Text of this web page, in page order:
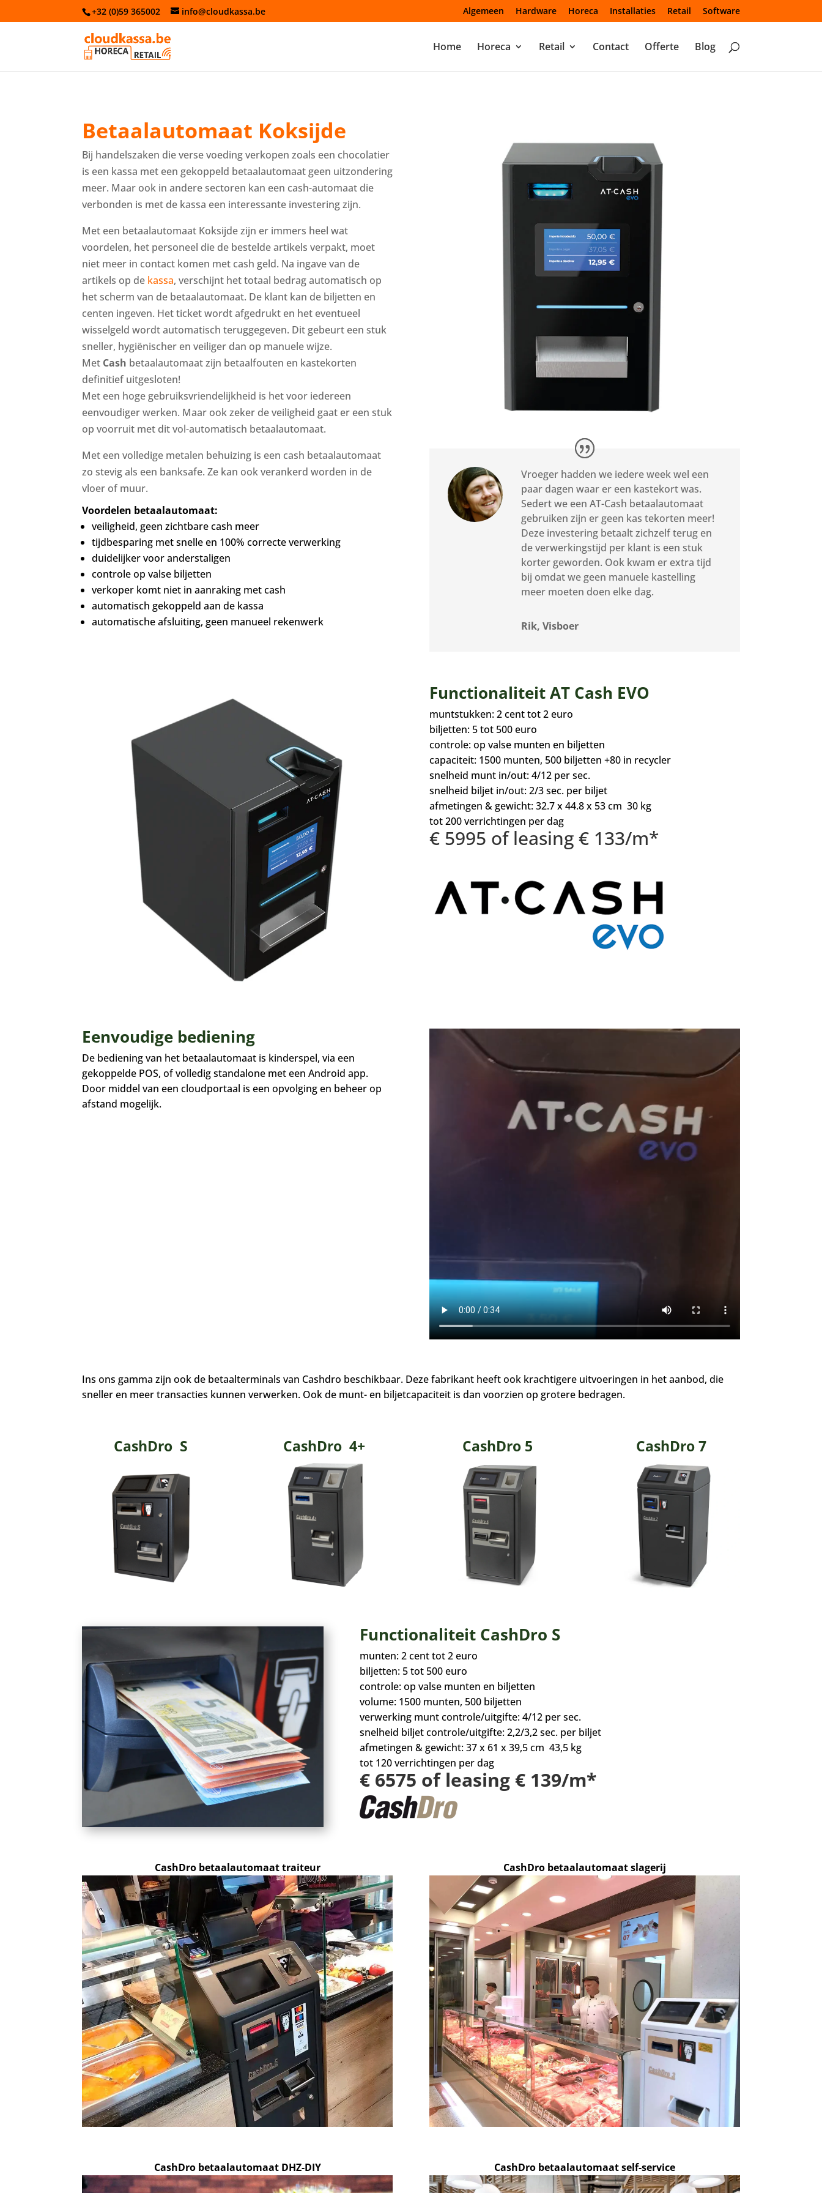
+32 (0)59 365002 info@cloudkassa.be Algemeen Hardware Horeca Installaties Retail Software
Home Horeca Retail Contact Offerte Blog
Betaalautomaat Koksijde
Bij handelszaken die verse voeding verkopen zoals een chocolatier
is een kassa met een gekoppeld betaalautomaat geen uitzondering
meer. Maar ook in andere sectoren kan een cash-automaat die
verbonden is met de kassa een interessante investering zijn.
Met een betaalautomaat Koksijde zijn er immers heel wat
voordelen, het personeel die de bestelde artikels verpakt, moet
niet meer in contact komen met cash geld. Na ingave van de
artikels op de kassa, verschijnt het totaal bedrag automatisch op
het scherm van de betaalautomaat. De klant kan de biljetten en
centen ingeven. Het ticket wordt afgedrukt en het eventueel
wisselgeld wordt automatisch teruggegeven. Dit gebeurt een stuk
sneller, hygiënischer en veiliger dan op manuele wijze.
Met Cash betaalautomaat zijn betaalfouten en kastekorten
definitief uitgesloten!
Met een hoge gebruiksvriendelijkheid is het voor iedereen
eenvoudiger werken. Maar ook zeker de veiligheid gaat er een stuk
op voorruit met dit vol-automatisch betaalautomaat.
Met een volledige metalen behuizing is een cash betaalautomaat
zo stevig als een banksafe. Ze kan ook verankerd worden in de
vloer of muur.
Voordelen betaalautomaat:
veiligheid, geen zichtbare cash meer
tijdbesparing met snelle en 100% correcte verwerking
duidelijker voor anderstaligen
controle op valse biljetten
verkoper komt niet in aanraking met cash
automatisch gekoppeld aan de kassa
automatische afsluiting, geen manueel rekenwerk
Vroeger hadden we iedere week wel een
paar dagen waar er een kastekort was.
Sedert we een AT-Cash betaalautomaat
gebruiken zijn er geen kas tekorten meer!
Deze investering betaalt zichzelf terug en
de verwerkingstijd per klant is een stuk
korter geworden. Ook kwam er extra tijd
bij omdat we geen manuele kastelling
meer moeten doen elke dag.
Rik, Visboer
Functionaliteit AT Cash EVO
muntstukken: 2 cent tot 2 euro
biljetten: 5 tot 500 euro
controle: op valse munten en biljetten
capaciteit: 1500 munten, 500 biljetten +80 in recycler
snelheid munt in/out: 4/12 per sec.
snelheid biljet in/out: 2/3 sec. per biljet
afmetingen & gewicht: 32.7 x 44.8 x 53 cm 30 kg
tot 200 verrichtingen per dag
€ 5995 of leasing € 133/m*
Eenvoudige bediening
De bediening van het betaalautomaat is kinderspel, via een
gekoppelde POS, of volledig standalone met een Android app.
Door middel van een cloudportaal is een opvolging en beheer op
afstand mogelijk.
Ins ons gamma zijn ook de betaalterminals van Cashdro beschikbaar. Deze fabrikant heeft ook krachtigere uitvoeringen in het aanbod, die
sneller en meer transacties kunnen verwerken. Ook de munt- en biljetcapaciteit is dan voorzien op grotere bedragen.
CashDro S CashDro 4+ CashDro 5 CashDro 7
Functionaliteit CashDro S
munten: 2 cent tot 2 euro
biljetten: 5 tot 500 euro
controle: op valse munten en biljetten
volume: 1500 munten, 500 biljetten
verwerking munt controle/uitgifte: 4/12 per sec.
snelheid biljet controle/uitgifte: 2,2/3,2 sec. per biljet
afmetingen & gewicht: 37 x 61 x 39,5 cm 43,5 kg
tot 120 verrichtingen per dag
€ 6575 of leasing € 139/m*
CashDro betaalautomaat traiteur CashDro betaalautomaat slagerij
CashDro betaalautomaat DHZ-DIY CashDro betaalautomaat self-service